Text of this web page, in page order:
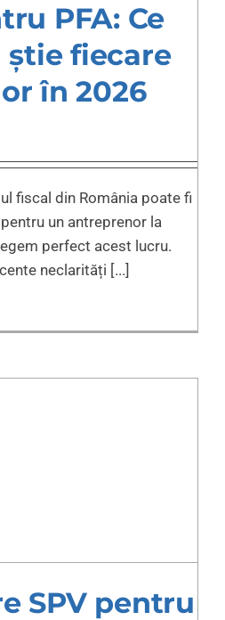
PFA: Ce
fiecare
în 2026
fiscal din România poate fi
un antreprenor la
perfect acest lucru.
neclarități [...]
SPV pentru